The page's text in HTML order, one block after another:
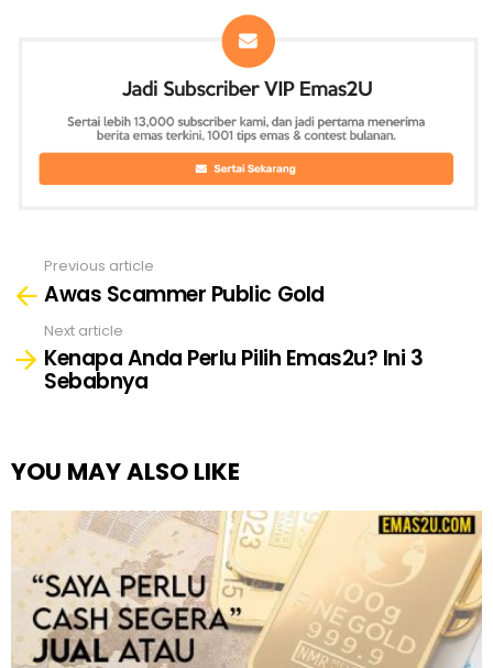
more
Previous article
Awas Scammer Public Gold
Next article
Kenapa Anda Perlu Pilih Emas2u? Ini 3
Sebabnya
YOU MAY ALSO LIKE